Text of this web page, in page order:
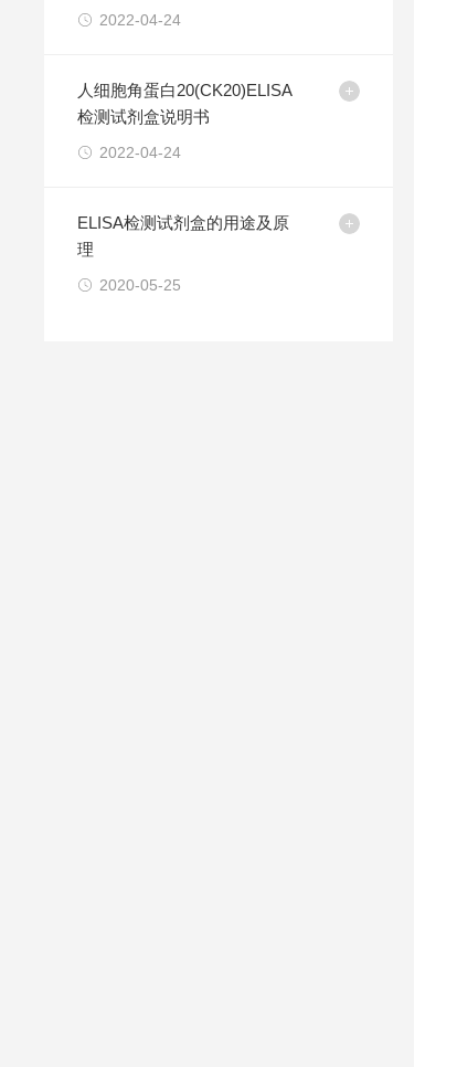
2022-04-24
人细胞角蛋白20(CK20)ELISA
检测试剂盒说明书
2022-04-24
ELISA检测试剂盒的用途及原
理
2020-05-25